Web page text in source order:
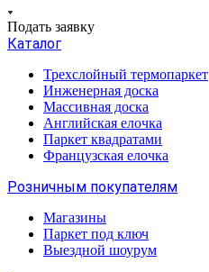
Подать заявку
Каталог
Трехслойный термопаркет
Инженерная доска
Массивная доска
Английская елочка
Паркет квадратами
Французская елочка
Розничным покупателям
Магазины
Паркет под ключ
Выездной шоурум